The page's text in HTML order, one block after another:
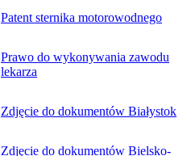
Patent sternika motorowodnego
Prawo do wykonywania zawodu
lekarza
Zdjęcie do dokumentów Białystok
Zdjęcie do dokumentów Bielsko-